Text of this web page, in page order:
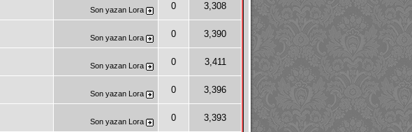
Son yazan Lora 0 3,308
Son yazan Lora 0 3,390
Son yazan Lora 0 3,411
Son yazan Lora 0 3,396
Son yazan Lora 0 3,393